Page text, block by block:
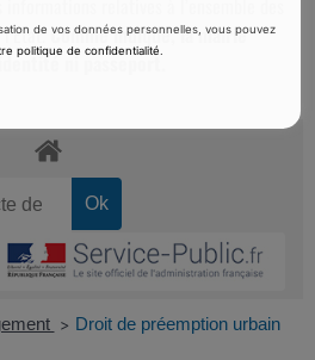
Comme indiqué, la mairie
ni passeport.
> Droit de préemption urbain
de vos données personnelles, vous pouvez
politique de confidentialité